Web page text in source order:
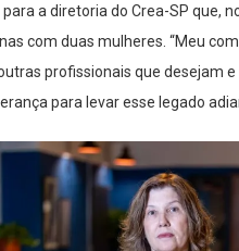
com duas mulheres. “Meu
profissionais que desejam e
para levar esse legado